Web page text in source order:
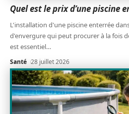
Quel est le prix d’une piscine
L'installation d'une piscine enterrée
d'envergure qui peut procurer à la fois
est essentiel…
Santé 28 juillet 2026